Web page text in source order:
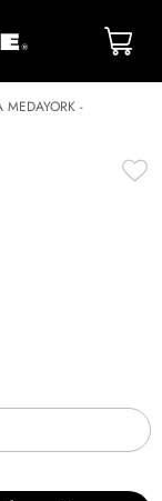
MEDAYORK -